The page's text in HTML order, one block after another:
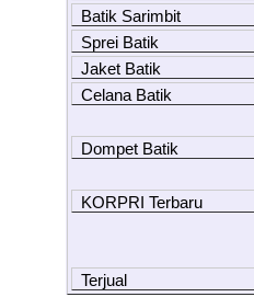
Batik Sarimbit
Sprei Batik
Jaket Batik
Celana Batik
Dompet Batik
KORPRI Terbaru
Terjual